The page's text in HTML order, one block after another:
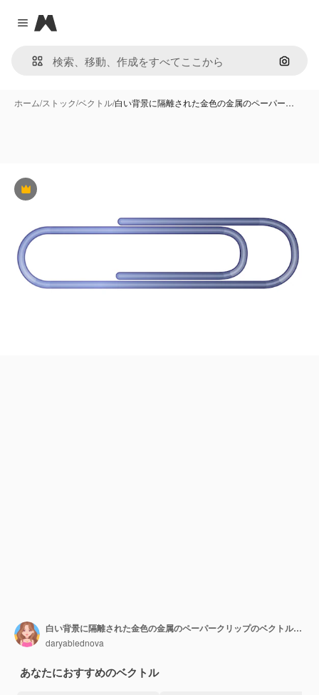
Close menu
Magnific
画像で
ホーム/ストック/ベクトル/白い背景に隔離された金色の金属のペーパー…
Premium
白い背景に隔離された金色の金属のペーパークリップのベクトルイラスト
daryablednova
あなたにおすすめのベクトル